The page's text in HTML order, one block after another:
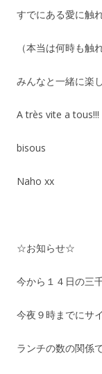
すでにある愛に触
（本当は何時も触
みんなと一緒に楽
A très vite a tous!!!
bisous
Naho xx
☆お知らせ☆
今から１４日の三
今夜９時までにサ
ランチの数の関係